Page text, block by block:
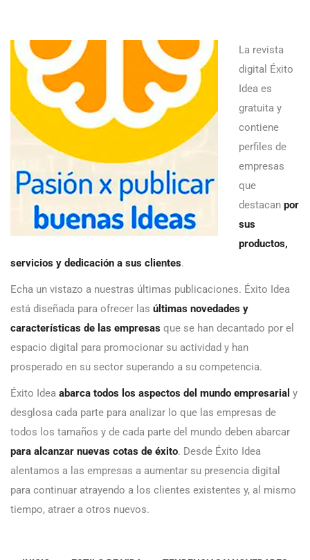
La revista
digital Éxito
Idea es
gratuita y
contiene
perfiles de
empresas
que
destacan por
sus
productos,
servicios y dedicación a sus clientes.
Echa un vistazo a nuestras últimas publicaciones. Éxito Idea
está diseñada para ofrecer las últimas novedades y
características de las empresas que se han decantado por el
espacio digital para promocionar su actividad y han
prosperado en su sector superando a su competencia.
Éxito Idea abarca todos los aspectos del mundo empresarial y
desglosa cada parte para analizar lo que las empresas de
todos los tamaños y de cada parte del mundo deben abarcar
para alcanzar nuevas cotas de éxito. Desde Éxito Idea
alentamos a las empresas a aumentar su presencia digital
para continuar atrayendo a los clientes existentes y, al mismo
tiempo, atraer a otros nuevos.